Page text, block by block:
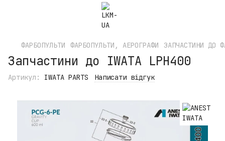
ФАРБОПУЛЬТИ ФАРБОПУЛЬТИ, АЕРОГРАФИ ЗАПЧАСТИНИ ДО
Запчастини до IWATA LPH400
Артикул: IWATA PARTS Написати відгук